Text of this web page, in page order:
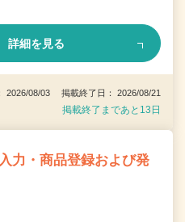
詳細を見る
2026/08/03 掲載終了日： 2026/08/21
掲載終了まであと13日
力・商品登録および発